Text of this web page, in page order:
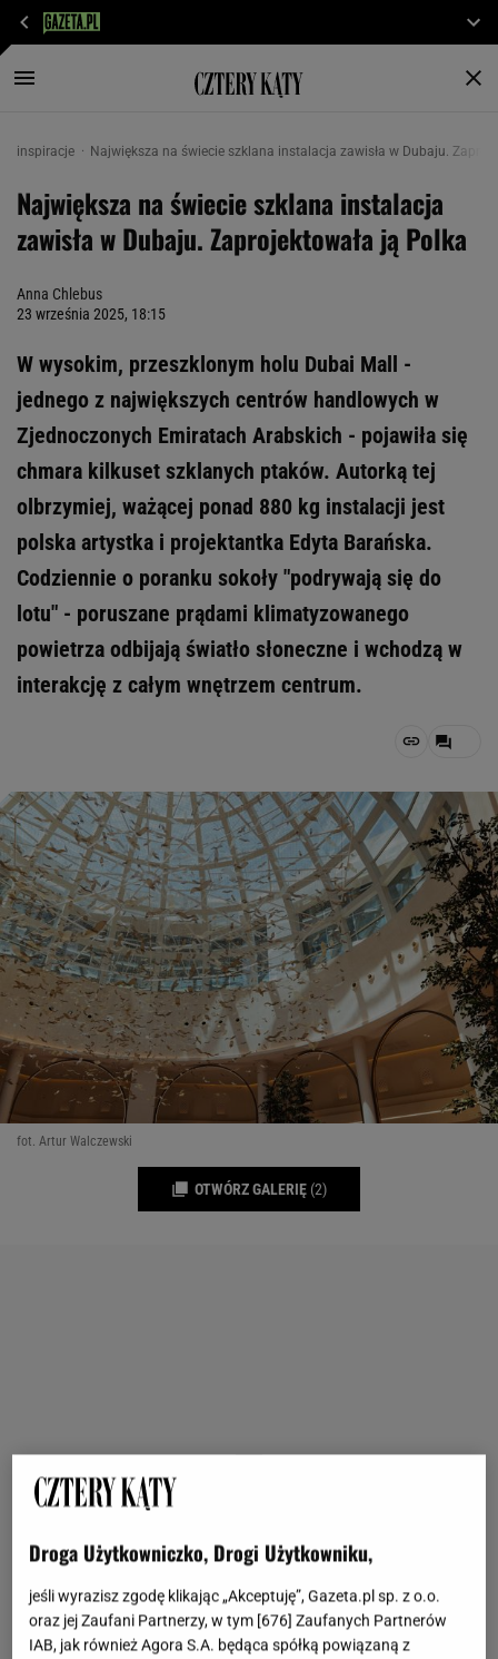
inspiracje Największa na świecie szklana instalacja zawisła w Dubaju.
Największa na świecie szklana instalacja
zawisła w Dubaju. Zaprojektowała ją Polka
Anna Chlebus
23 września 2025, 18:15
W wysokim, przeszklonym holu Dubai Mall -
jednego z największych centrów handlowych w
Zjednoczonych Emiratach Arabskich - pojawiła się
chmara kilkuset szklanych ptaków. Autorką tej
olbrzymiej, ważącej ponad 880 kg instalacji jest
polska artystka i projektantka Edyta Barańska.
Codziennie o poranku sokoły "podrywają się do
lotu" - poruszane prądami klimatyzowanego
powietrza odbijają światło słoneczne i wchodzą w
interakcję z całym wnętrzem centrum.
fot. Artur Walczewski
OTWÓRZ GALERIĘ (2)
Droga Użytkowniczko, Drogi Użytkowniku,
jeśli wyrazisz zgodę klikając „Akceptuję”, Gazeta.pl sp. z o.o.
oraz jej Zaufani Partnerzy, w tym [676] Zaufanych Partnerów
IAB, jak również Agora S.A. będąca spółką powiązaną z